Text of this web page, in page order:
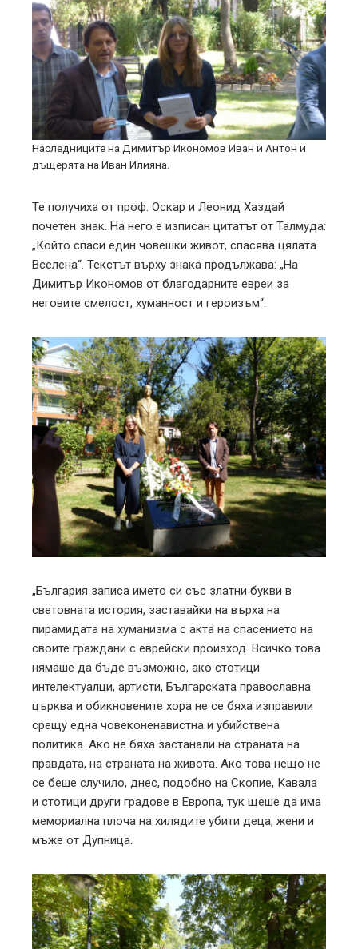
Наследниците на Димитър Икономов Иван и Антон и
дъщерята на Иван Илияна.
Те получиха от проф. Оскар и Леонид Хаздай
почетен знак. На него е изписан цитатът от Талмуда:
„Който спаси един човешки живот, спасява цялата
Вселена“. Текстът върху знака продължава: „На
Димитър Икономов от благодарните евреи за
неговите смелост, хуманност и героизъм“.
„България записа името си със златни букви в
световната история, заставайки на върха на
пирамидата на хуманизма с акта на спасението на
своите граждани с еврейски произход. Всичко това
нямаше да бъде възможно, ако стотици
интелектуалци, артисти, Българската православна
църква и обикновените хора не се бяха изправили
срещу една човеконенавистна и убийствена
политика. Ако не бяха застанали на страната на
правдата, на страната на живота. Ако това нещо не
се беше случило, днес, подобно на Скопие, Кавала
и стотици други градове в Европа, тук щеше да има
мемориална плоча на хилядите убити деца, жени и
мъже от Дупница.